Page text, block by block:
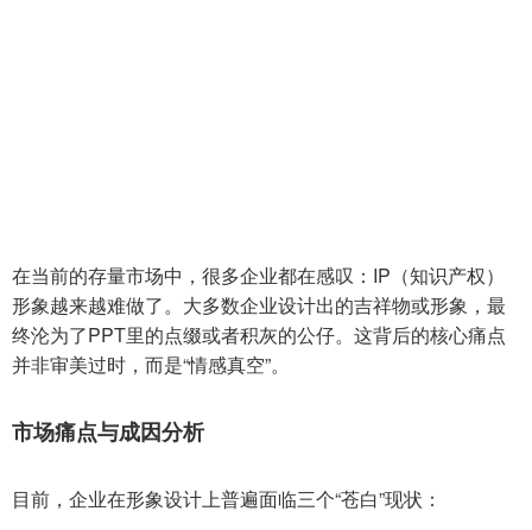
在当前的存量市场中，很多企业都在感叹：IP（知识产权）
形象越来越难做了。大多数企业设计出的吉祥物或形象，最
终沦为了PPT里的点缀或者积灰的公仔。这背后的核心痛点
并非审美过时，而是“情感真空”。
市场痛点与成因分析
目前，企业在形象设计上普遍面临三个“苍白”现状：